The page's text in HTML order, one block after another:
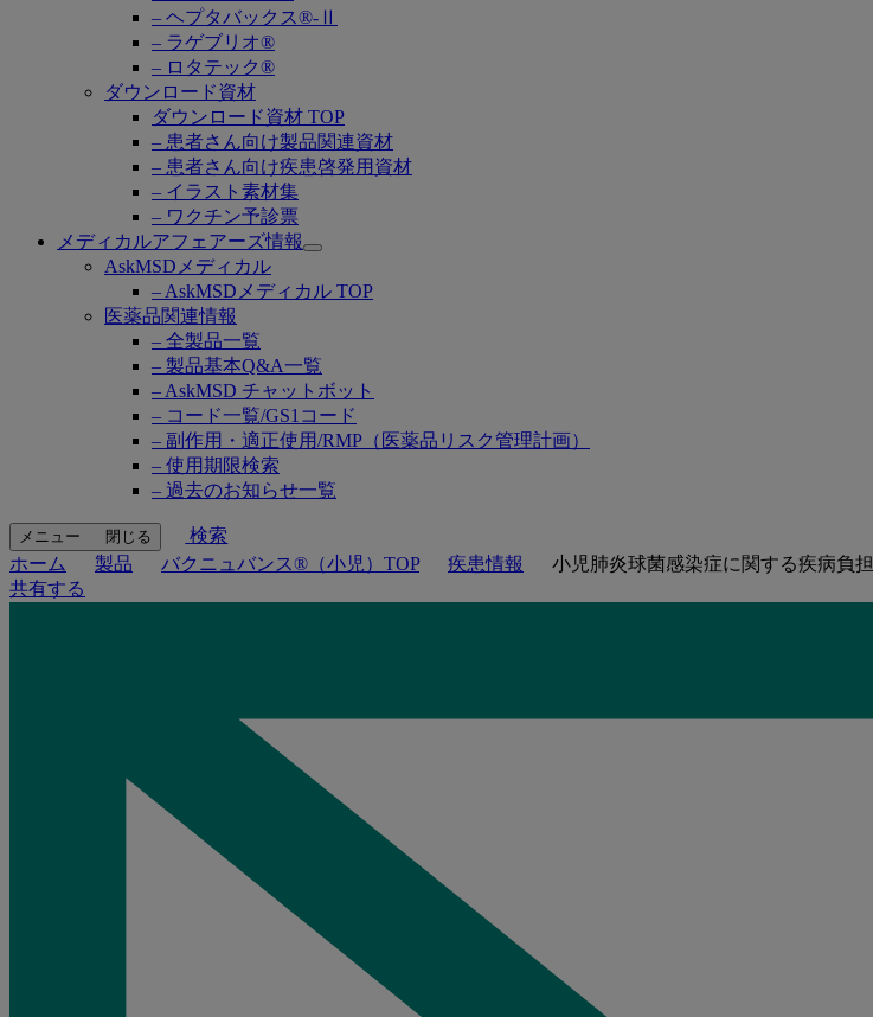
– ヘプタバックス®-Ⅱ
– ラゲブリオ®
– ロタテック®
ダウンロード資材
ダウンロード資材 TOP
– 患者さん向け製品関連資材
– 患者さん向け疾患啓発用資材
– イラスト素材集
– ワクチン予診票
メディカルアフェアーズ情報
Open
AskMSDメディカル
– AskMSDメディカル TOP
医薬品関連情報
– 全製品一覧
– 製品基本Q&A一覧
– AskMSD チャットボット
– コード一覧/GS1コード
– 副作用・適正使用/RMP（医薬品リスク管理計画）
– 使用期限検索
– 過去のお知らせ一覧
メニュー 閉じる
検索
ホーム
製品 バクニュバンス®（小児）TOP 疾患情報
小児肺炎球菌感染症に関する疾病負担
共有する